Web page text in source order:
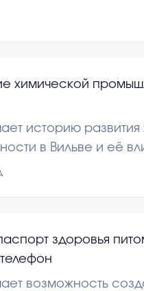
и их
химической
историю
в Вильве и её
здоровья
возможность